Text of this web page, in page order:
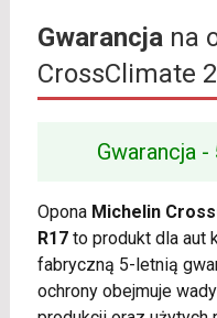
Gwarancjana
CrossClimate 2
Gwarancja -
Opona Michelin
R17to produkt dla aut
fabryczną 5-letnią
ochrony obejmuje